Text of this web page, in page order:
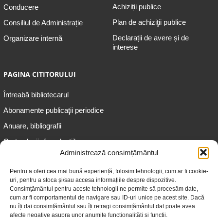
Administrează consimțământul
Pentru a oferi cea mai bună experiență, folosim tehnologii, cum ar fi cookie-
uri, pentru a stoca și/sau accesa informațiile despre dispozitive.
Consimțământul pentru aceste tehnologii ne permite să procesăm date,
cum ar fi comportamentul de navigare sau ID-uri unice pe acest site. Dacă
nu îți dai consimțământul sau îți retragi consimțământul dat poate avea
afecte negative asupra unor anumite funcționalități și funcții.
Conducere
Consiliul de Administrație
Organizare internă
Achiziții publice
Plan de achiziţii publice
Declarații de avere și de
interese
PAGINA CITITORULUI
Întreabă bibliotecarul
Abonamente publicaţii periodice
Anuare, bibliografii
Cartea lunii din colecțiile
Informații pentru adolescenți
Informații pentru adulți
Informații pentru seniori